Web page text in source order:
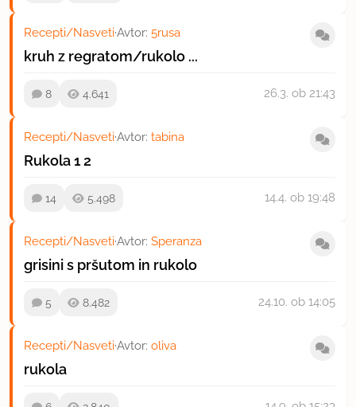
Recepti/Nasveti·Avtor: 5rusa
kruh z regratom/rukolo ...
8 4.641 26.3. ob 21:43
Recepti/Nasveti·Avtor: tabina
Rukola1 2
14 5.498 14.4. ob 19:48
Recepti/Nasveti·Avtor: Speranza
grisini s pršutom in rukolo
5 8.482 24.10. ob 14:05
Recepti/Nasveti·Avtor: oliva
rukola